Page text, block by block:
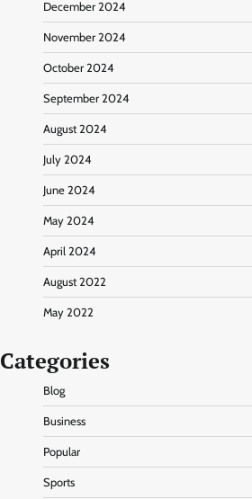
December 2024
November 2024
October 2024
September 2024
August 2024
July 2024
June 2024
May 2024
April 2024
August 2022
May 2022
Categories
Blog
Business
Popular
Sports